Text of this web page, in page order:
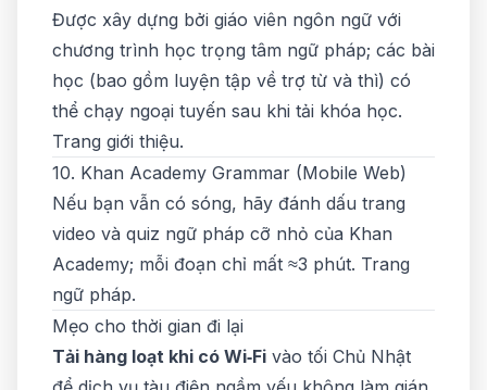
Được xây dựng bởi giáo viên ngôn ngữ với
chương trình học trọng tâm ngữ pháp; các bài
học (bao gồm luyện tập về trợ từ và thì) có
thể chạy ngoại tuyến sau khi tải khóa học.
Trang giới thiệu.
10. Khan Academy Grammar (Mobile Web)
Nếu bạn vẫn có sóng, hãy đánh dấu trang
video và quiz ngữ pháp cỡ nhỏ của Khan
Academy; mỗi đoạn chỉ mất ≈3 phút. Trang
ngữ pháp.
Mẹo cho thời gian đi lại
Tải hàng loạt khi có Wi‑Fi vào tối Chủ Nhật